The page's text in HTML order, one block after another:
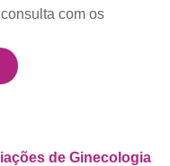
com os
de Ginecologia